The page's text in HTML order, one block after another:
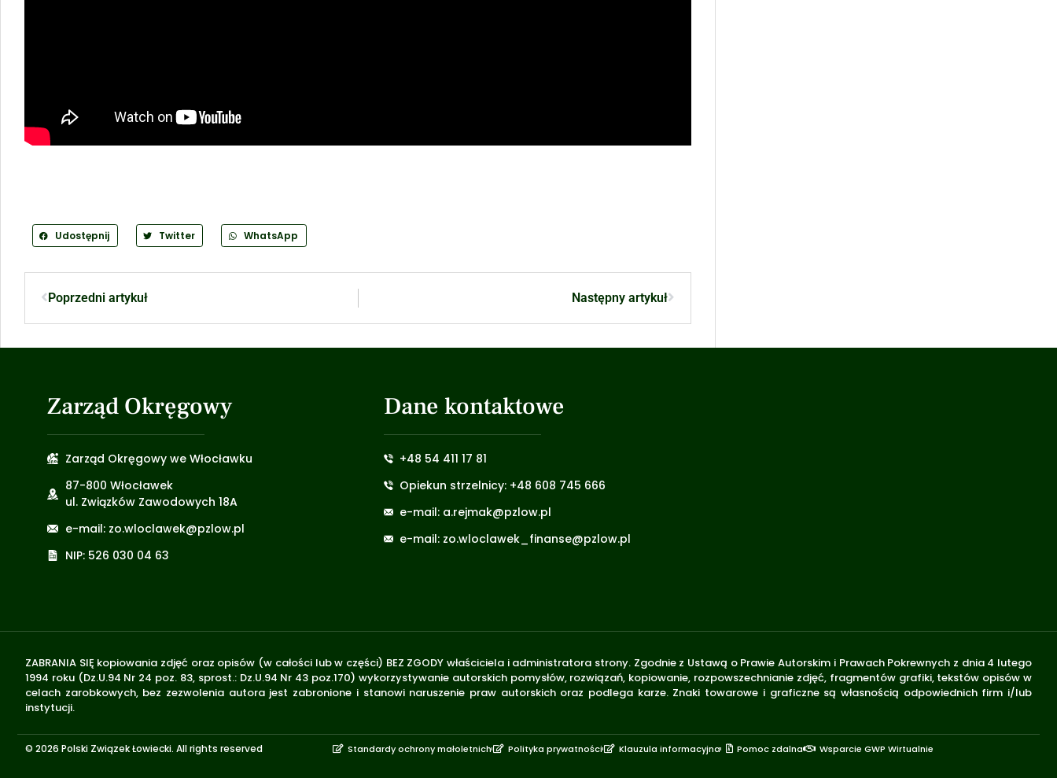
Udostępnij Twitter WhatsApp
Poprzedni artykuł Następny artykuł
Zarząd Okręgowy
Zarząd Okręgowy we Włocławku
87-800 Włocławek
ul. Związków Zawodowych 18A
e-mail: zo.wloclawek@pzlow.pl
NIP: 526 030 04 63
Dane kontaktowe
+48 54 411 17 81
Opiekun strzelnicy: +48 608 745 666
e-mail: a.rejmak@pzlow.pl
e-mail: zo.wloclawek_finanse@pzlow.pl
ZABRANIA SIĘ kopiowania zdjęć oraz opisów (w całości lub w części) BEZ ZGODY właściciela i administratora strony. Zgodnie z Ustawą o Prawie Autorskim i Prawach Pokrewnych z dnia 4 lutego
1994 roku (Dz.U.94 Nr 24 poz. 83, sprost.: Dz.U.94 Nr 43 poz.170) wykorzystywanie autorskich pomysłów, rozwiązań, kopiowanie, rozpowszechnianie zdjęć, fragmentów grafiki, tekstów opisów w
celach zarobkowych, bez zezwolenia autora jest zabronione i stanowi naruszenie praw autorskich oraz podlega karze. Znaki towarowe i graficzne są własnością odpowiednich firm i/lub
instytucji.
© 2026 Polski Związek Łowiecki. All rights reserved Standardy ochrony małoletnich Polityka prywatności Klauzula informacyjna Pomoc zdalna Wsparcie GWP Wirtualnie